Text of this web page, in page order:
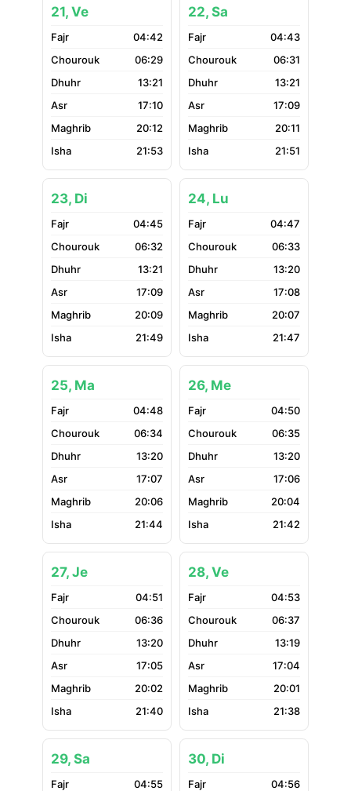
21, Ve
04:42
06:29
13:21
17:10
20:12
21:53
22, Sa
04:43
06:31
13:21
17:09
20:11
21:51
23, Di
04:45
06:32
13:21
17:09
20:09
21:49
24, Lu
04:47
06:33
13:20
17:08
20:07
21:47
25, Ma
04:48
06:34
13:20
17:07
20:06
21:44
26, Me
04:50
06:35
13:20
17:06
20:04
21:42
27, Je
04:51
06:36
13:20
17:05
20:02
21:40
28, Ve
04:53
06:37
13:19
17:04
20:01
21:38
29, Sa
04:55
30, Di
04:56